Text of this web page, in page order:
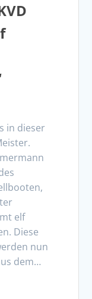
in dieser
elf
Diese
nun
dem…